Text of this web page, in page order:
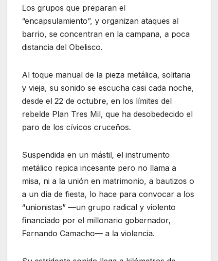
Los grupos que preparan el
“encapsulamiento”, y organizan ataques al
barrio, se concentran en la campana, a poca
distancia del Obelisco.
Al toque manual de la pieza metálica, solitaria
y vieja, su sonido se escucha casi cada noche,
desde el 22 de octubre, en los límites del
rebelde Plan Tres Mil, que ha desobedecido el
paro de los cívicos cruceños.
Suspendida en un mástil, el instrumento
metálico repica incesante pero no llama a
misa, ni a la unión en matrimonio, a bautizos o
a un día de fiesta, lo hace para convocar a los
“unionistas” —un grupo radical y violento
financiado por el millonario gobernador,
Fernando Camacho— a la violencia.